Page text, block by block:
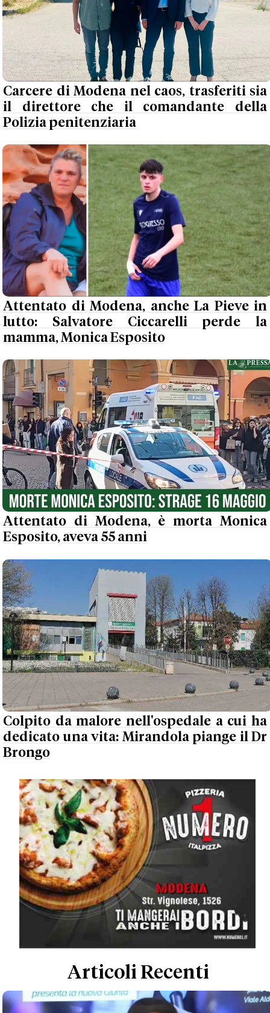
Carcere di Modena nel caos, trasferiti sia
il direttore che il comandante della
Polizia penitenziaria
Attentato di Modena, anche La Pieve in
lutto: Salvatore Ciccarelli perde la
mamma, Monica Esposito
Attentato di Modena, è morta Monica
Esposito, aveva 55 anni
Colpito da malore nell'ospedale a cui ha
dedicato una vita: Mirandola piange il Dr
Brongo
Articoli Recenti